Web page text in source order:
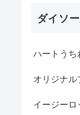
ダイソ
ハートうち
オリジナル
イージーロ